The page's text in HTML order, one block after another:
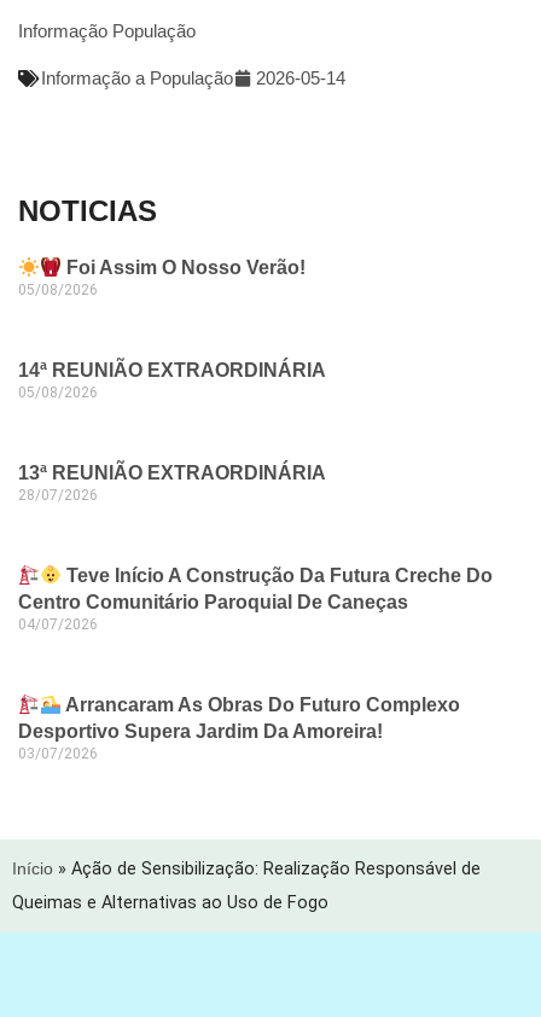
Informação População
Informação a População 2026-05-14
NOTICIAS
Foi Assim O Nosso Verão!
05/08/2026
14ª REUNIÃO EXTRAORDINÁRIA
05/08/2026
13ª REUNIÃO EXTRAORDINÁRIA
28/07/2026
Teve Início A Construção Da Futura Creche Do
Centro Comunitário Paroquial De Caneças
04/07/2026
Arrancaram As Obras Do Futuro Complexo
Desportivo Supera Jardim Da Amoreira!
03/07/2026
Início » Ação de Sensibilização: Realização Responsável de
Queimas e Alternativas ao Uso de Fogo